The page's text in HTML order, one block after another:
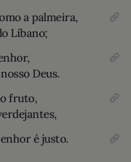
a palmeira,
Líbano;
Deus.
fruto,
é justo.